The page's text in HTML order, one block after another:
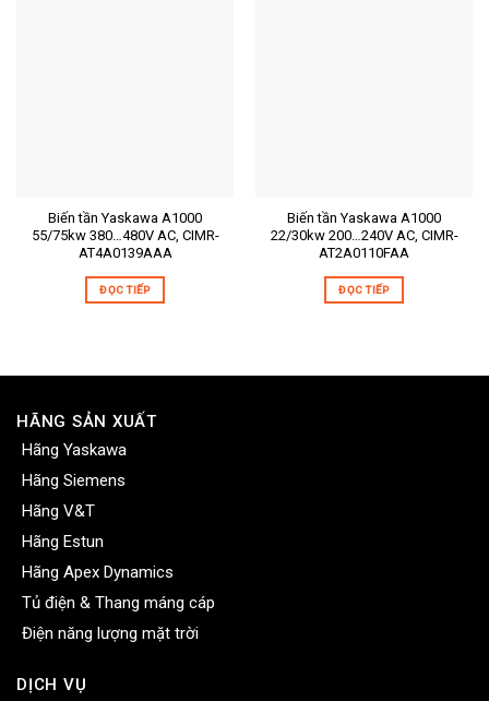
Biến tần Yaskawa A1000
55/75kw 380…480V AC, CIMR-
AT4A0139AAA
ĐỌC TIẾP
Biến tần Yaskawa A1000
22/30kw 200…240V AC, CIMR-
AT2A0110FAA
ĐỌC TIẾP
HÃNG SẢN XUẤT
Hãng Yaskawa
Hãng Siemens
Hãng V&T
Hãng Estun
Hãng Apex Dynamics
Tủ điện & Thang máng cáp
Điện năng lượng mặt trời
DỊCH VỤ